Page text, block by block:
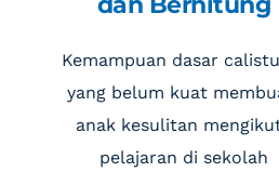
Kemampuan dasar
yang belum kuat
anak kesulitan
pelajaran di sekolah